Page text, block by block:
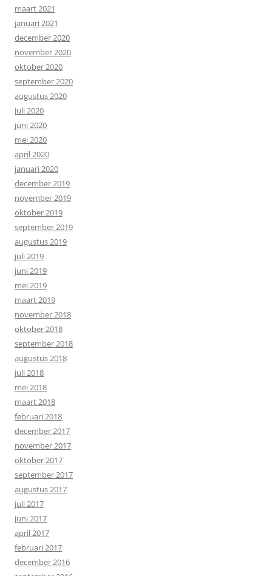
maart 2021
januari 2021
december 2020
november 2020
oktober 2020
september 2020
augustus 2020
juli 2020
juni 2020
mei 2020
april 2020
januari 2020
december 2019
november 2019
oktober 2019
september 2019
augustus 2019
juli 2019
juni 2019
mei 2019
maart 2019
november 2018
oktober 2018
september 2018
augustus 2018
juli 2018
mei 2018
maart 2018
februari 2018
december 2017
november 2017
oktober 2017
september 2017
augustus 2017
juli 2017
juni 2017
april 2017
februari 2017
december 2016